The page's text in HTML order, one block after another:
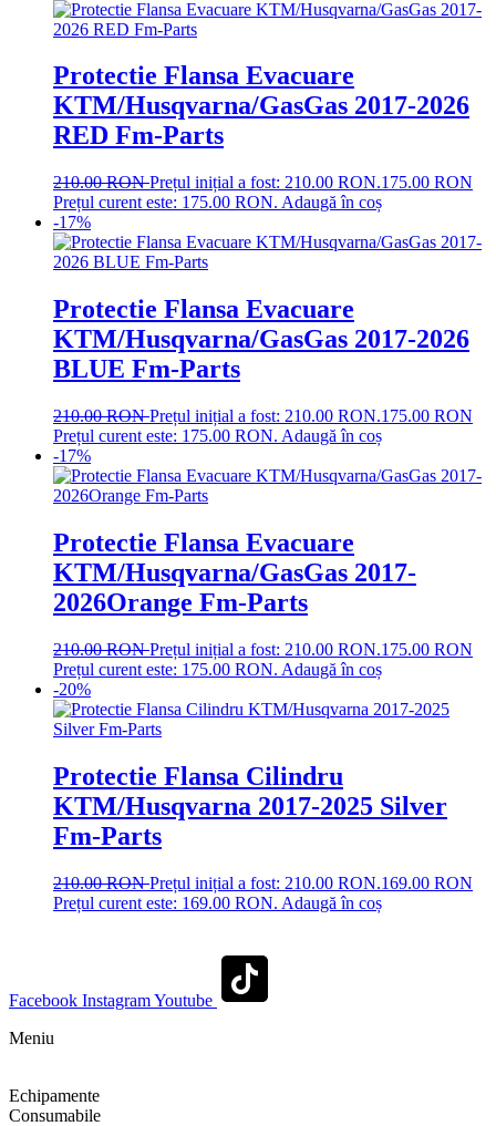
Protectie Flansa Evacuare
KTM/Husqvarna/GasGas 2017-2026
RED Fm-Parts
210.00RONPrețul inițial a fost: 210.00 RON.175.00 RON
Prețul curent este: 175.00 RON. Adaugă în coș
-17%
Protectie Flansa Evacuare
KTM/Husqvarna/GasGas 2017-2026
BLUE Fm-Parts
210.00RONPrețul inițial a fost: 210.00 RON.175.00 RON
Prețul curent este: 175.00 RON. Adaugă în coș
-17%
Protectie Flansa Evacuare
KTM/Husqvarna/GasGas 2017-
2026Orange Fm-Parts
210.00RONPrețul inițial a fost: 210.00 RON.175.00 RON
Prețul curent este: 175.00 RON. Adaugă în coș
-20%
Protectie Flansa Cilindru
KTM/Husqvarna 2017-2025 Silver
Fm-Parts
210.00RONPrețul inițial a fost: 210.00 RON.169.00 RON
Prețul curent este: 169.00 RON. Adaugă în coș
Facebook InstagramYoutube
Meniu
Echipamente
Consumabile